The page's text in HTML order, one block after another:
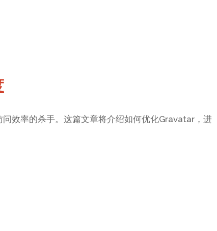
相对固定的解法。
效率的杀手。这篇文章将介绍如何优化Gravatar，进